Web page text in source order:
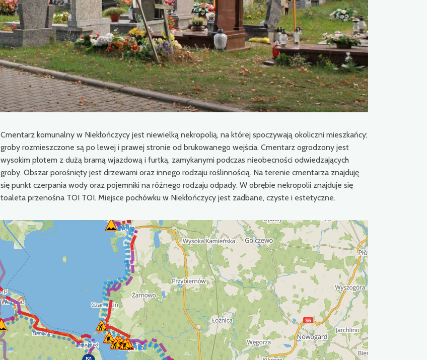
Cmentarz komunalny w Niekłończycy jest niewielką nekropolią, na której spoczywają okoliczni mieszkańcy;
groby rozmieszczone są po lewej i prawej stronie od brukowanego wejścia. Cmentarz ogrodzony jest
wysokim płotem z dużą bramą wjazdową i furtką, zamykanymi podczas nieobecności odwiedzających
groby. Obszar porośnięty jest drzewami oraz innego rodzaju roślinnością. Na terenie cmentarza znajduję
się punkt czerpania wody oraz pojemniki na różnego rodzaju odpady. W obrębie nekropolii znajduje się
toaleta przenośna TOI TOI. Miejsce pochówku w Niekłończycy jest zadbane, czyste i estetyczne.